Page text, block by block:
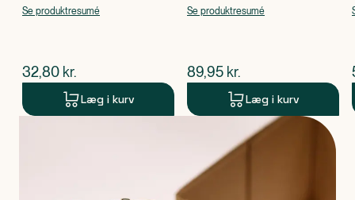
apoteksforbeholdt), Paracetamol
Se produktresumé
$nuværende pris
32,80 kr.
Læg i kurv
Se produktresumé
$nuværende pris
89,95 kr.
Læg i kurv